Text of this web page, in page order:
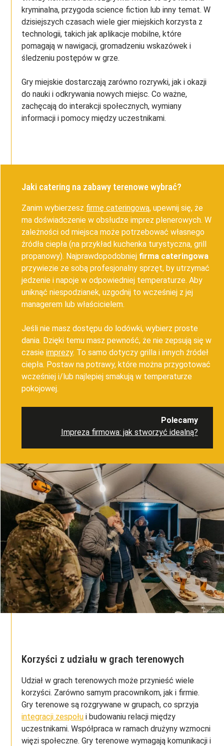
kryminalna, przygoda science fiction lub inny temat. W
dzisiejszych czasach wiele gier miejskich korzysta z
technologii, takich jak aplikacje mobilne, które
pomagają w nawigacji, gromadzeniu wskazówek i
śledzeniu postępów w grze.
Gry miejskie dostarczają zarówno rozrywki, jak i okazji
do nauki i odkrywania nowych miejsc. Co ważne,
zachęcają do interakcji społecznych, wymiany
informacji i pomocy między uczestnikami.
Jaki catering na zabawy terenowe wybrać?
Zanim wybierzesz firmę cateringową, upewnij się, że
ma doświadczenie w obsłudze imprez plenerowych. W
zależności od miejsca może potrzebować własnego
źródła ciepła (na przykład kuchenka turystyczna, grill
propanowy). Najprawdopodobniej firma cateringowa
przywiezie ze sobą profesjonalny sprzęt, by utrzymać
jedzenie i napoje w odpowiedniej temperaturze. Aby
uniknąć niespodzianek, uzgodnij to wcześniej z jej
managerem lub właścicielem.
Jeśli nie masz dostępu do lodówki, wybierz proste
dania. Dzięki temu masz pewność, że nie zepsują się w
czasieimprezy. To samo dotyczy grilla i innych źródeł
ciepła. Postaw na potrawy, które można przygotować
wcześniej i/lub najlepiej smakują w temperaturze
pokojowej.
Polecamy
Impreza firmowa: jak stworzyć idealną?
Korzyści z udziału w grach terenowych
Udział w grach terenowych może przynieść wiele
korzyści. Zarówno samym pracownikom, jak i firmie.
Gry terenowe są rozgrywane w grupach, co sprzyja
integracji zespołu i budowaniu relacji między
uczestnikami. Współpraca w ramach drużyny wzmocni
więzi społeczne. Gry terenowe wymagają komunikacji i